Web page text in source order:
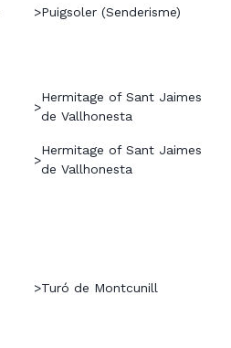
>Puigsoler (Senderisme)
>
Hermitage of Sant Jaimes
de Vallhonesta
>
Hermitage of Sant Jaimes
de Vallhonesta
>Turó de Montcunill